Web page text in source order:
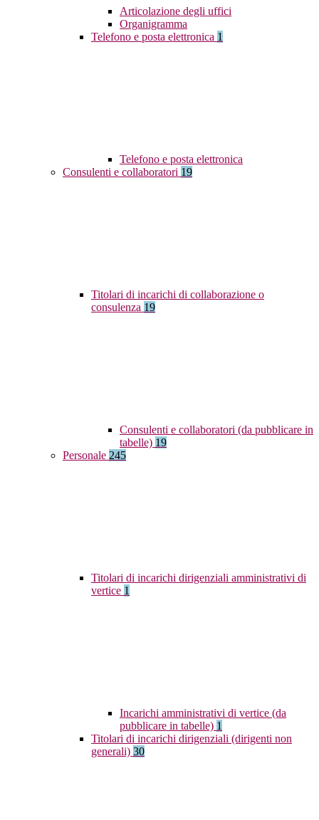
Articolazione degli uffici
Organigramma
Telefono e posta elettronica 1
Telefono e posta elettronica
Consulenti e collaboratori 19
Titolari di incarichi di collaborazione o
consulenza 19
Consulenti e collaboratori (da pubblicare in
tabelle) 19
Personale 245
Titolari di incarichi dirigenziali amministrativi di
vertice 1
Incarichi amministrativi di vertice (da
pubblicare in tabelle) 1
Titolari di incarichi dirigenziali (dirigenti non
generali) 30